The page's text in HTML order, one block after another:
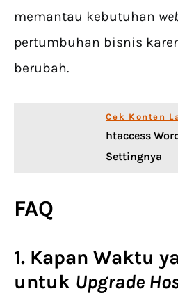
memantau kebutuhan
pertumbuhan bisnis
berubah.
Cek Konten
htaccess
Settingnya
FAQ
1. Kapan Waktu
untuk Upgrade